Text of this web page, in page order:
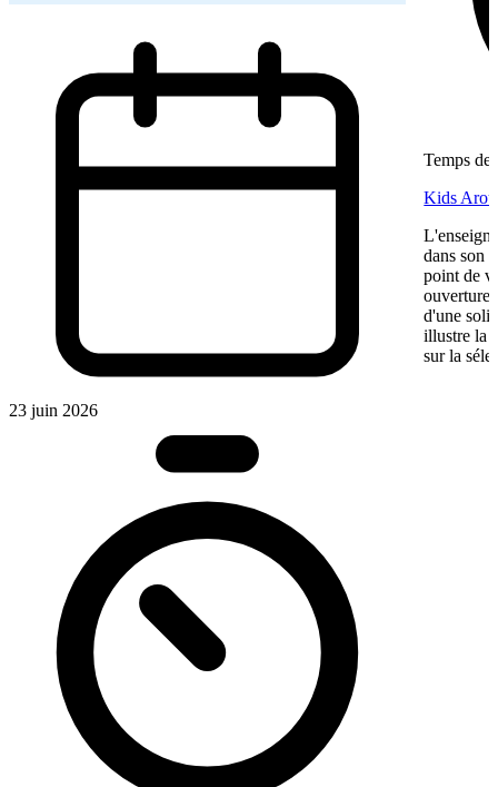
23 juin 2026
Temps de
Kids
dans son
point de
ouverture,
d'une
illustre la
sur la